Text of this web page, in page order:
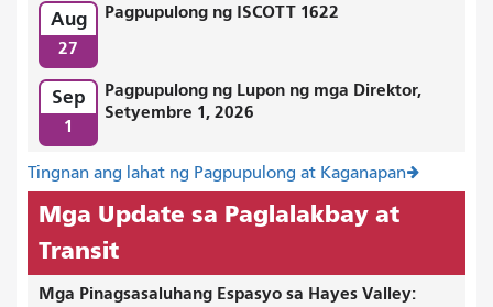
Aug
27
Pagpupulong ng ISCOTT 1622
Sep
1
Pagpupulong ng Lupon ng mga Direktor,
Setyembre 1, 2026
Tingnan ang lahat ng Pagpupulong at Kaganapan
Mga Update sa Paglalakbay at
Transit
Mga Pinagsasaluhang Espasyo sa Hayes Valley: